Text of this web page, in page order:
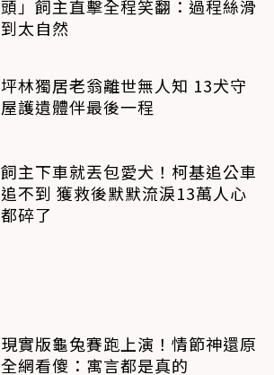
頭」飼主直擊全程笑翻：過程絲滑
到太自然
坪林獨居老翁離世無人知 13犬守
屋護遺體伴最後一程
飼主下車就丟包愛犬！柯基追公車
追不到 獲救後默默流淚13萬人心
都碎了
現實版龜兔賽跑上演！情節神還原
全網看傻：寓言都是真的